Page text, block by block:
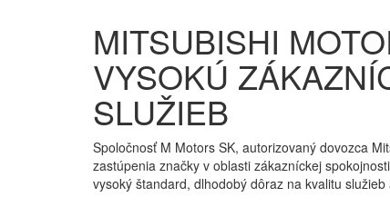
MITSUBISHI
VYSOKÚ
SLUŽIEB
Spoločnosť M Motors SK, autorizovaný dovozca
zastúpenia značky v oblasti zákazníckej
vysoký štandard, dlhodobý dôraz na kvalitu